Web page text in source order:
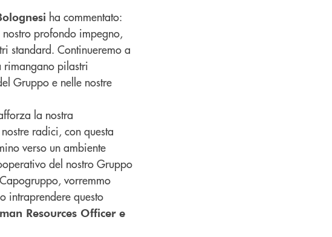
ha commentato:
nostro profondo impegno,
standard. Continueremo a
rimangano pilastri
Gruppo e nelle nostre
la nostra
radici, con questa
verso un ambiente
del nostro Gruppo
vorremmo
intraprendere questo
Resources Officer e